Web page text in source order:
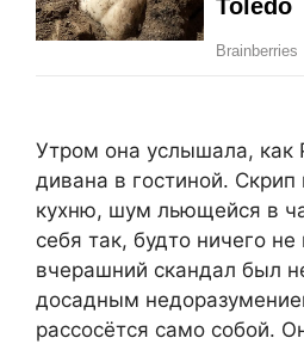
Утром она услышала, как
дивана в гостиной.
кухню, шум льющейся в
себя так, будто ничего
вчерашний скандал был
досадным
рассосётся само собой.